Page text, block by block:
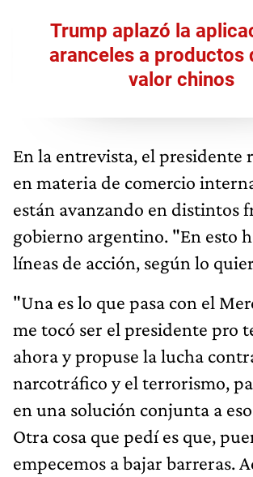
Trump aplazó la
aranceles a productos
valor chinos
En la entrevista, el presidente
en materia de comercio
están avanzando en distintos
gobierno argentino. "En esto
líneas de acción, según lo
"Una es lo que pasa con el
me tocó ser el presidente pro
ahora y propuse la lucha
narcotráfico y el terrorismo,
en una solución conjunta a
Otra cosa que pedí es que,
empecemos a bajar barreras.